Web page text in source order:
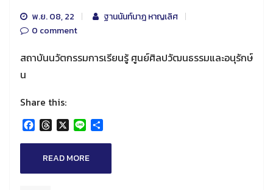
พ.ย. 08, 22
ฐานนันท์นาฎ หาญเลิศ
0 comment
สถาบันนวัตกรรมการเรียนรู้ ศูนย์ศิลปวัฒนธรรมและอนุรักษ์
น
Share this:
Facebook
Threads
X Line
READ MORE